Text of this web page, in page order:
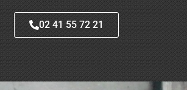
02 41 55 72 21